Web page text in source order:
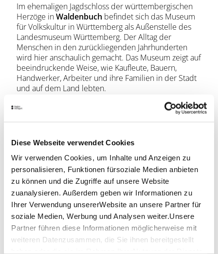
Diese Webseite verwendet Cookies
Wir verwenden Cookies, um Inhalte und Anzeigen zu
personalisieren, Funktionen fürsoziale Medien anbieten
zu können und die Zugriffe auf unsere Website
zuanalysieren. Außerdem geben wir Informationen zu
Ihrer Verwendung unsererWebsite an unsere Partner für
soziale Medien, Werbung und Analysen weiter.Unsere
Partner führen diese Informationen möglicherweise mit
weiteren Datenzusammen, die Sie ihnen bereitgestellt
Im ehemaligen Jagdschloss der württembergischen
Herzöge inWaldenbuch befindet sich das Museum
für Volkskultur in Württemberg als Außenstelle des
Landesmuseum Württemberg. Der Alltag der
Menschen in den zurückliegenden Jahrhunderten
wird hier anschaulich gemacht. Das Museum zeigt auf
beeindruckende Weise, wie Kaufleute, Bauern,
Handwerker, Arbeiter und ihre Familien in der Stadt
und auf dem Land lebten.
Eine weitere beeindruckende Sehenswürdigkeit
württembergischen Herrscher inBebenhausen
am besten erhaltenen Klosteranlagen Deutschlands.
Zur Besichtigung empfehlen sich vor allem die
Außenanlagen mit den zwei Mauerringen, die Kirche
und das Kloster mit Kreuzgang, Parlatorium,
Dormitorium, Sommer- und Winterrefektorium sowie
das Schloss selbst, dessen Gebäude Stilproben von
der Romanik bis zur Flamboyant-Gotik bieten.
Im Informationszentrum in Tübingen-